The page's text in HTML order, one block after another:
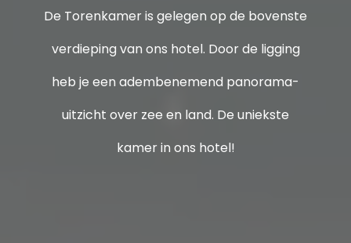
De Torenkamer is gelegen op de bovenste
verdieping van ons hotel. Door de ligging
heb je een adembenemend panorama-
uitzicht over zee en land. De uniekste
kamer in ons hotel!